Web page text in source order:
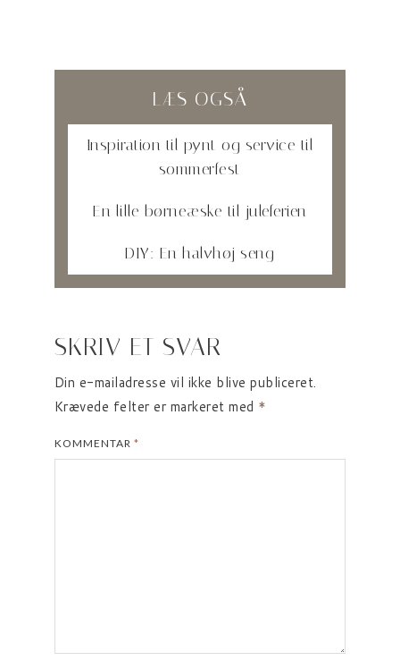
LÆS OGSÅ
Inspiration til pynt og service til
sommerfest
En lille børneæske til juleferien
DIY: En halvhøj seng
SKRIV ET SVAR
Din e-mailadresse vil ikke blive publiceret.
Krævede felter er markeret med *
KOMMENTAR *